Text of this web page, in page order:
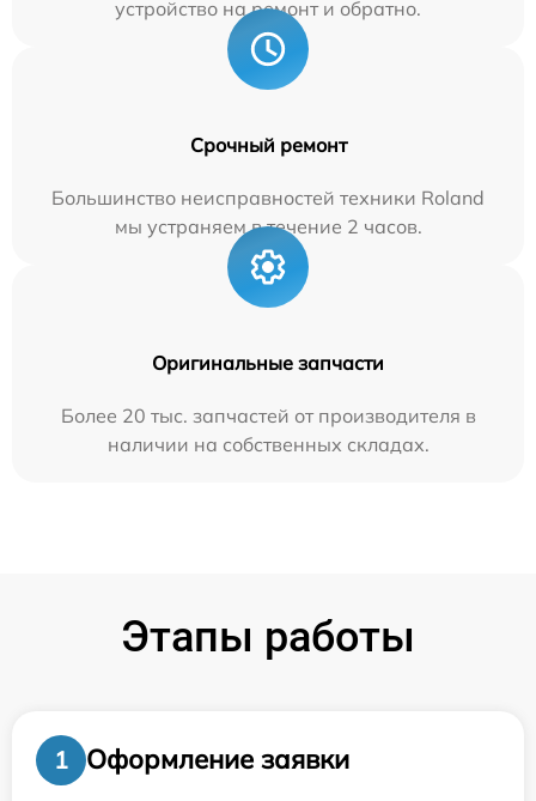
устройство на ремонт и обратно.
Срочный ремонт
Большинство неисправностей техники Roland
мы устраняем в течение 2 часов.
Оригинальные запчасти
Более 20 тыс. запчастей от производителя в
наличии на собственных складах.
Этапы работы
1
Оформление заявки